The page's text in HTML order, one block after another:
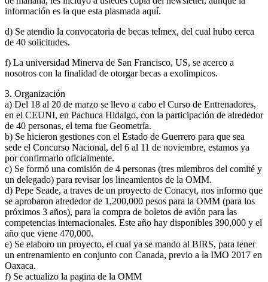
información es la que esta plasmada aquí.
d) Se atendio la convocatoria de becas telmex, del cual hubo cerca
de 40 solicitudes.
f) La universidad Minerva de San Francisco, US, se acerco a
nosotros con la finalidad de otorgar becas a exolimpicos.
3. Organización
a) Del 18 al 20 de marzo se llevo a cabo el Curso de Entrenadores,
en el CEUNI, en Pachuca Hidalgo, con la participación de alrededor
de 40 personas, el tema fue Geometría.
b) Se hicieron gestiones con el Estado de Guerrero para que sea
sede el Concurso Nacional, del 6 al 11 de noviembre, estamos ya
por confirmarlo oficialmente.
c) Se formó una comisión de 4 personas (tres miembros del comité y
un delegado) para revisar los lineamientos de la OMM.
d) Pepe Seade, a traves de un proyecto de Conacyt, nos informo que
se aprobaron alrededor de 1,200,000 pesos para la OMM (para los
próximos 3 años), para la compra de boletos de avión para las
competencias internacionales. Este año hay disponibles 390,000 y el
año que viene 470,000.
e) Se elaboro un proyecto, el cual ya se mando al BIRS, para tener
un entrenamiento en conjunto con Canada, previo a la IMO 2017 en
Oaxaca.
f) Se actualizo la pagina de la OMM